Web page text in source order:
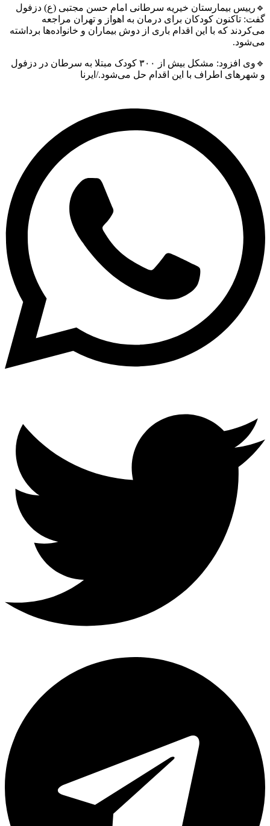
بیمارستان خیریه سرطانی امام حسن مجتبی (ع) دزفول
تاکنون کودکان برای درمان به اهواز و تهران مراجعه
که با این اقدام باری از دوش بیماران و خانواده‌ها برداشته
🔹وی افزود: مشکل بیش از ۳۰۰ کودک مبتلا به سرطان در دزفول
اطراف با این اقدام حل می‌شود./ایرنا